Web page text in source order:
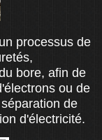
processus de
bore, afin de
ou de
de
d'électricité.